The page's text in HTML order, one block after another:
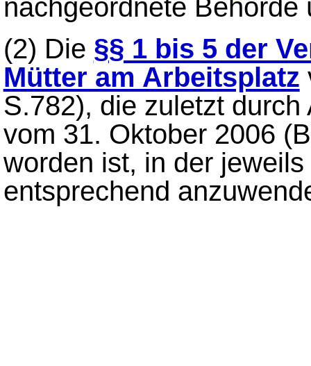
nachgeordnete Behörde
(2) Die §§ 1 bis 5 der
Mütter am Arbeitsplatz
S.782), die zuletzt
vom 31. Oktober 2006
worden ist, in der
entsprechend